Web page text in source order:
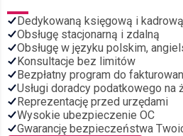
Dedykowaną księgową i kadrową
Obsługę stacjonarną i zdalną
Obsługę w języku polskim,
Konsultacje bez limitów
Bezpłatny program do
Usługi doradcy podatkowego na
Reprezentację przed urzędami
Wysokie ubezpieczenie OC
Gwarancję bezpieczeństwa